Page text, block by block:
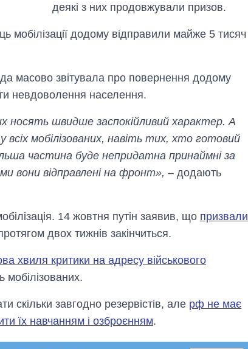
деякі з них продовжували призов.
мобілізації додому відправили майже 5 тисяч
масово звітувала про повернення додому
невдоволення населення.
носять швидше заспокійливий характер. А
мобілізованих, навіть тих, хто готовий
частина буде непридатна принаймні за
вони відправлені на фронт», – додають
14 жовтня путін заявив, що призвали
двох тижнів закінчиться.
хвиля критики на адресу військового
мобілізованих.
скільки завгодно резервістів, але рф не має
їх навчанням і озброєнням.